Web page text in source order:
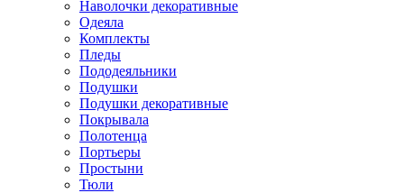
Наволочки декоративные
Одеяла
Комплекты
Пледы
Пододеяльники
Подушки
Подушки декоративные
Покрывала
Полотенца
Портьеры
Простыни
Тюли